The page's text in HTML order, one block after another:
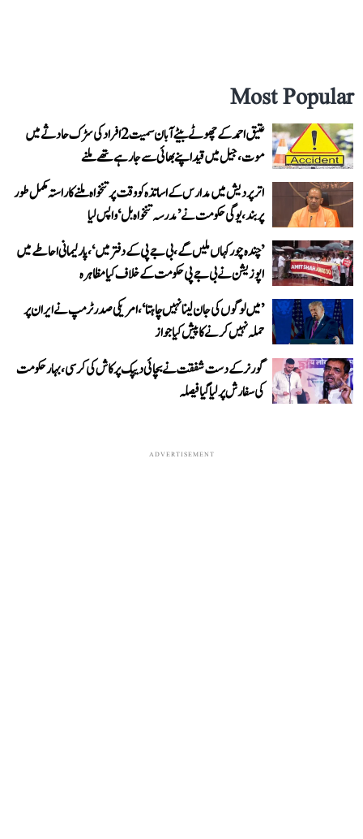
Most Popular
عتیق احمد کے چھوٹے بیٹے آبان سمیت 2 افراد کی سڑک حادثے میں
موت، جیل میں قید اپنے بھائی سے جا رہے تھے ملنے
اتر پردیش میں مدارس کے اساتذہ کو وقت پر تنخواہ ملنے کا راستہ مکمل طور
پر بند، یوگی حکومت نے ’مدرسہ تنخواہ بل‘ واپس لیا
’چندہ چور کہاں ملیں گے، بی جے پی کے دفتر میں‘، پارلیمانی احاطے میں
اپوزیشن نے بی جے پی حکومت کے خلاف کیا مظاہرہ
’میں لوگوں کی جان لینا نہیں چاہتا‘، امریکی صدر ٹرمپ نے ایران پر
حملہ نہیں کرنے کا پیش کیا جواز
گورنر کے دست شفقت نے بچائی دیپک پرکاش کی کرسی، بہار حکومت
کی سفارش پر لیا گیا فیصلہ
ADVERTISEMENT